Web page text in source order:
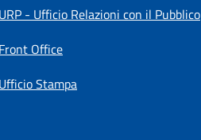
URP - Ufficio Relazioni con il Pubblico
Front Office
Ufficio Stampa